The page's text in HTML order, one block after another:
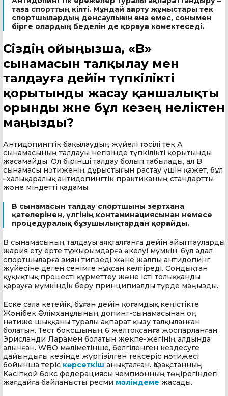
таза спорттың кілті. Мұндай ағарту жұмыстары тек
спортшылардың денсаулығын ғана емес, сонымен
бірге олардың беделін де қорғауға көмектеседі.
Сіздің ойыңызша, «B»
сынамасын талқылау мен
талдауға дейін түпкілікті
қорытынды жасау қаншалықты
орынды және бұл кезең неліктен
маңызды?
Антидопингтік бақылаудың жүйелі тәсілі тек А
сынамасының талдауы негізінде түпкілікті қорытынды
жасамайды. Ол бірінші талдау болып табылады, ал B
сынамасы нәтиженің дұрыстығын растау үшін қажет, бұл
–халықаралық антидопингтік практиканың стандартты
және міндетті қадамы.
B сынамасын талдау спортшыны зертхана
қателерінен, үлгінің контаминациясынан немесе
процедуралық бұзушылықтардан қорғайды.
B сынамасының талдауы аяқталғанға дейін айыптауларды
жария ету ерте тұжырымдарға әкелуі мүмкін, бұл адал
спортшыларға зиян тигізеді және жалпы антидопинг
жүйесіне деген сенімге нұқсан келтіреді. Сондықтан
құқықтық процесті құрметтеу және істі толыққанды
қарауға мүмкіндік беру принципиалды түрде маңызды.
Еске сала кетейік, бұған дейін қоғамдық кеңістікте
Жәнібек Әлімханұлының допинг-сынамасынан оң
нәтиже шыққаны туралы ақпарат қызу талқыланған
болатын. Тест боксшының 6 желтоқсанға жоспарланған
Эрисланди Ларамен болатын жекпе-жегінің алдында
алынған. WBO мәліметінше, белгіленген кездесуге
дайындығы кезінде жүргізілген тексеріс нәтижесі
бойынша теріс көрсеткіш анықталған. Қазақстанның
Кәсіпқой бокс федерациясы чемпионның төңірегіндегі
жағдайға байланысты ресми мәлімдеме жасады.